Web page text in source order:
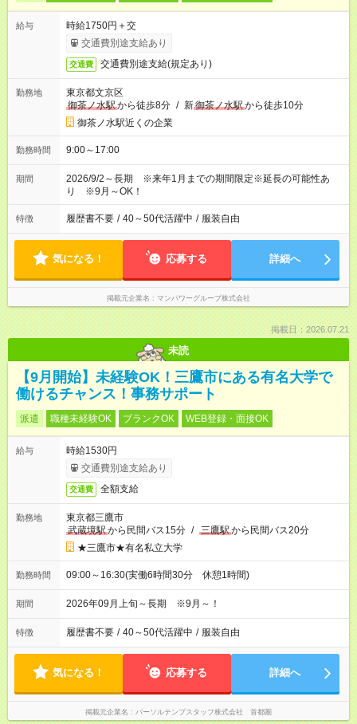
給与
時給1750円＋交
交通費別途支給あり
交通費 交通費別途支給(規定あり)
勤務地
東京都文京区
御茶ノ水駅から徒歩8分 / 新御茶ノ水駅から徒歩10分
御茶ノ水駅近くの企業
勤務時間 9:00～17:00
期間
2026/9/2～長期 ※来年1月までの期間限定※延長の可能性あ
り ※9月～OK！
特徴 履歴書不要 / 40～50代活躍中 / 服装自由
気になる！ 応募する 詳細へ
掲載元企業名 マンパワーグループ株式会社
掲載日：2026.07.21
未読
【9月開始】未経験OK！三鷹市にある有名大学で
働けるチャンス！事務サポート
派遣 職種未経験OK ブランクOK WEB登録・面接OK
給与
時給1530円
交通費別途支給あり
交通費 全額支給
勤務地
東京都三鷹市
武蔵境駅から民間バス15分 / 三鷹駅から民間バス20分
★三鷹市★有名私立大学
勤務時間 09:00～16:30(実働6時間30分 休憩1時間)
期間 2026年09月上旬～長期 ※9月～！
特徴 履歴書不要 / 40～50代活躍中 / 服装自由
気になる！ 応募する 詳細へ
掲載元企業名 パーソルテンプスタッフ株式会社 首都圏